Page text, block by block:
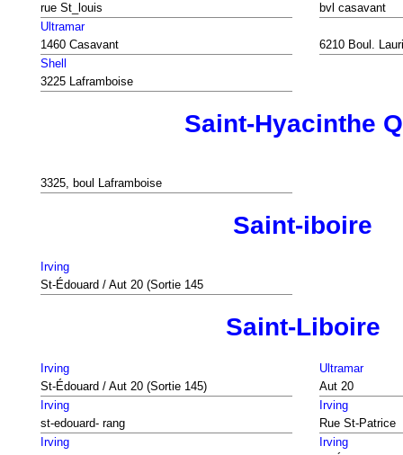
rue St_louis
bvl casavant
Ultramar
1460 Casavant
6210 Boul.
Shell
3225 Laframboise
Saint-Hyacinthe
3325, boul Laframboise
Saint-iboire
Irving
St-Édouard / Aut 20 (Sortie 145
Saint-Liboire
Irving
St-Édouard / Aut 20 (Sortie 145)
Ultramar
Aut 20
Irving
st-edouard- rang
Irving
Rue St-Patrice
Irving
Irving